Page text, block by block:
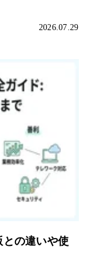
2026.07.29
の違いや使